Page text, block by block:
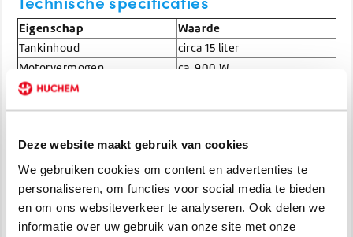
Deze website maakt gebruik van cookies
We gebruiken cookies om content en advertenties te
personaliseren, om functies voor social media te bieden
en om ons websiteverkeer te analyseren. Ook delen we
informatie over uw gebruik van onze site met onze
Eigenschap Waarde
Tankinhoud
circa 15 liter
Motorvermogen
ca. 900 W
Geluidsniveau
Aansluiting / spanning
230 V
Toebehoren aansluiting
36 mm
Megeleverde accessoires
Bij de levering van de Floorpul KV15 worden doorgaans deze
onderdelen meegeleverd: